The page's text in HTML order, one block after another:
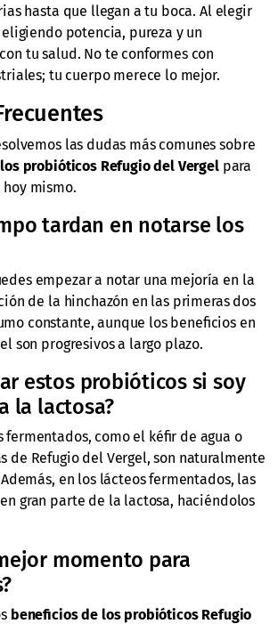
hasta que llegan a tu boca. Al elegir
potencia, pureza y un
tu salud. No te conformes con
tu cuerpo merece lo mejor.
las dudas más comunes sobre
probióticos Refugio del Vergelpara
mismo.
tardan en notarse los
empezar a notar una mejoría en la
de la hinchazón en las primeras dos
constante, aunque los beneficios en
son progresivos a largo plazo.
estos probióticos si soy
la lactosa?
fermentados, como el kéfir de agua o
de Refugio del Vergel, son naturalmente
en los lácteos fermentados, las
gran parte de la lactosa, haciéndolos
momento para
beneficios de los probióticos Refugio